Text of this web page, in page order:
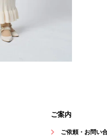
ご案内
ご依頼・お問い